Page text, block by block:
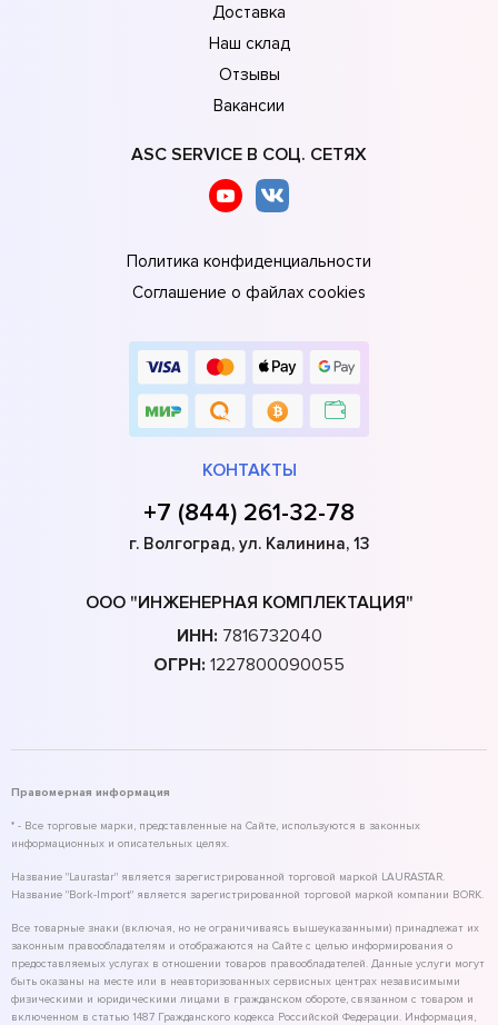
Доставка
Наш склад
Отзывы
Вакансии
ASC SERVICE В СОЦ. СЕТЯХ
Политика конфиденциальности
Соглашение о файлах cookies
КОНТАКТЫ
+7 (844) 261-32-78
г. Волгоград, ул. Калинина, 13
ООО "ИНЖЕНЕРНАЯ КОМПЛЕКТАЦИЯ"
ИНН: 7816732040
ОГРН: 1227800090055
Правомерная информация
* - Все торговые марки, представленные на Сайте, используются в законных
информационных и описательных целях.
Название "Laurastar" является зарегистрированной торговой маркой LAURASTAR.
Название "Bork-Import" является зарегистрированной торговой маркой компании BORK.
Все товарные знаки (включая, но не ограничиваясь вышеуказанными) принадлежат их
законным правообладателям и отображаются на Сайте с целью информирования о
предоставляемых услугах в отношении товаров правообладателей. Данные услуги могут
быть оказаны на месте или в неавторизованных сервисных центрах независимыми
физическими и юридическими лицами в гражданском обороте, связанном с товаром и
включенном в статью 1487 Гражданского кодекса Российской Федерации. Информация,